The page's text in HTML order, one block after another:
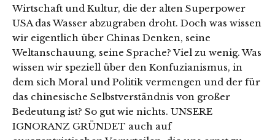
Wirtschaft und Kultur, die der alten Superpower
USA das Wasser abzugraben droht. Doch was wissen
wir eigentlich über Chinas Denken, seine
Weltanschauung, seine Sprache? Viel zu wenig. Was
wissen wir speziell über den Konfuzianismus, in
dem sich Moral und Politik vermengen und der für
das chinesische Selbstverständnis von großer
Bedeutung ist? So gut wie nichts. UNSERE
IGNORANZ GRÜNDET auch auf